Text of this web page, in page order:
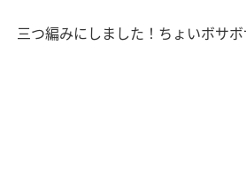
三つ編みにしました！ちょいボサボ